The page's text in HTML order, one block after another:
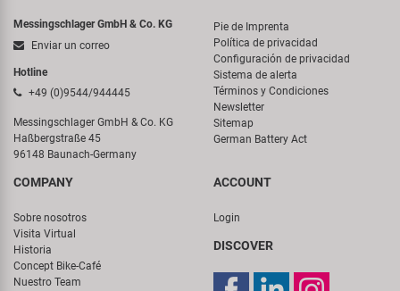
Messingschlager GmbH & Co. KG
Enviar un correo
Hotline
+49 (0)9544/944445
Messingschlager GmbH & Co. KG
Haßbergstraße 45
96148 Baunach-Germany
Pie de Imprenta
Política de privacidad
Configuración de privacidad
Sistema de alerta
Términos y Condiciones
Newsletter
Sitemap
German Battery Act
COMPANY
Sobre nosotros
Visita Virtual
Historia
Concept Bike-Café
Nuestro Team
ACCOUNT
Login
DISCOVER